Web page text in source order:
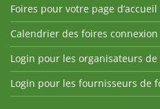
Foires pour votre page d’accueil
Calendrier des foires connexion
Login pour les organisateurs de
Login pour les fournisseurs de